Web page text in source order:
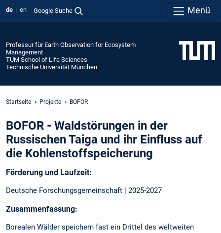
de en Google Suche Menü
Professur für Earth Observation for Ecosystem
Management
TUM School of Life Sciences
Technische Universität München
Startseite Projekte BOFOR
BOFOR - Waldstörungen in der
Russischen Taiga und ihr Einfluss auf
die Kohlenstoffspeicherung
Förderung und Laufzeit:
Deutsche Forschungsgemeinschaft | 2025-2027
Zusammenfassung:
Borealen Wälder speichern fast ein Drittel des weltweiten